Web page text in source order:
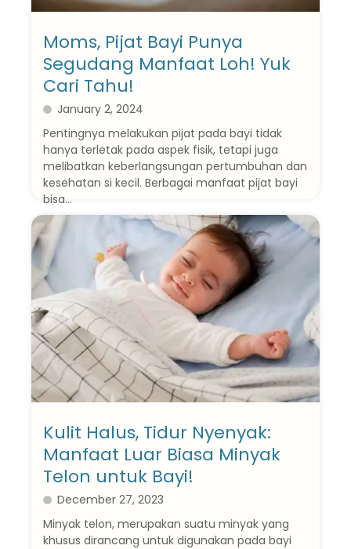
Moms, Pijat Bayi Punya
Segudang Manfaat Loh! Yuk
Cari Tahu!
January 2, 2024
Pentingnya melakukan pijat pada bayi tidak
hanya terletak pada aspek fisik, tetapi juga
melibatkan keberlangsungan pertumbuhan dan
kesehatan si kecil. Berbagai manfaat pijat bayi
bisa...
Baca Selanjutnya
Kulit Halus, Tidur Nyenyak:
Manfaat Luar Biasa Minyak
Telon untuk Bayi!
December 27, 2023
Minyak telon, merupakan suatu minyak yang
khusus dirancang untuk digunakan pada bayi